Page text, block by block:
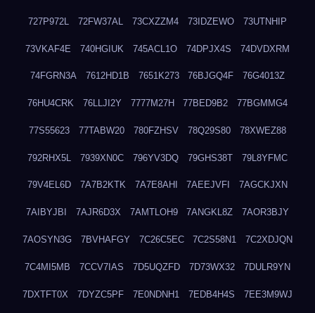
727P972L 72FW37AL 73CXZZM4 73IDZEWO 73UTNHIP
73VKAF4E 740HGIUK 745ACL1O 74DPJX4S 74DVDXRM
74FGRN3A 7612HD1B 7651K273 76BJGQ4F 76G4013Z
76HU4CRK 76LLJI2Y 7777M27H 77BED9B2 77BGMMG4
77S55623 77TABW20 780FZHSV 78Q29S80 78XWEZ88
792RHX5L 7939XN0C 796YV3DQ 79GHS38T 79L8YFMC
79V4EL6D 7A7B2KTK 7A7E8AHI 7AEEJVFI 7AGCKJXN
7AIBYJBI 7AJR6D3X 7AMTLOH9 7ANGKL8Z 7AOR3BJY
7AOSYN3G 7BVHAFGY 7C26C5EC 7C2S58N1 7C2XDJQN
7C4MI5MB 7CCV7IAS 7D5UQZFD 7D73WX32 7DULR9YN
7DXTFT0X 7DYZC5PF 7E0NDNH1 7EDB4H4S 7EE3M9WJ